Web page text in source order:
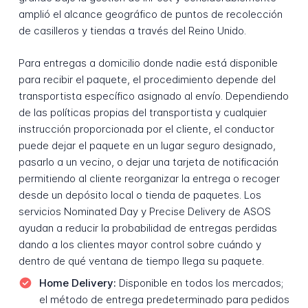
amplió el alcance geográfico de puntos de recolección
de casilleros y tiendas a través del Reino Unido.
Para entregas a domicilio donde nadie está disponible
para recibir el paquete, el procedimiento depende del
transportista específico asignado al envío. Dependiendo
de las políticas propias del transportista y cualquier
instrucción proporcionada por el cliente, el conductor
puede dejar el paquete en un lugar seguro designado,
pasarlo a un vecino, o dejar una tarjeta de notificación
permitiendo al cliente reorganizar la entrega o recoger
desde un depósito local o tienda de paquetes. Los
servicios Nominated Day y Precise Delivery de ASOS
ayudan a reducir la probabilidad de entregas perdidas
dando a los clientes mayor control sobre cuándo y
dentro de qué ventana de tiempo llega su paquete.
Home Delivery: Disponible en todos los mercados;
el método de entrega predeterminado para pedidos